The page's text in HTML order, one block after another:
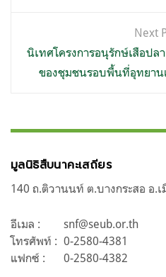
Next
นิเทศโครงการอนุรักษ์เสือปล
ของชุมชนรอบพื้นที่อุทยาน
มูลนิธิสืบนาคะเสถียร
140 ถ.ติวานนท์ ต.บางกระสอ อ
อีเมล :
snf@seub.or.th
โทรศัพท์ : 0-2580-4381
แฟกซ์ :
0-2580-4382